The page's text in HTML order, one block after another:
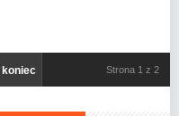
koniec Strona 1 z 2